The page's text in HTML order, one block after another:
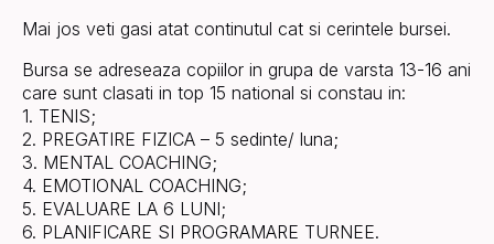
Mai jos veti gasi atat continutul cat si cerintele bursei.
Bursa se adreseaza copiilor in grupa de varsta 13-16 ani
care sunt clasati in top 15 national si constau in:
1. TENIS;
2. PREGATIRE FIZICA – 5 sedinte/ luna;
3. MENTAL COACHING;
4. EMOTIONAL COACHING;
5. EVALUARE LA 6 LUNI;
6. PLANIFICARE SI PROGRAMARE TURNEE.